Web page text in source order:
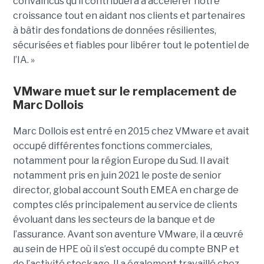
croissance tout en aidant nos clients et partenaires
à bâtir des fondations de données résilientes,
sécurisées et fiables pour libérer tout le potentiel de
l’IA. »
VMware muet sur le remplacement de
Marc Dollois
Marc Dollois est entré en 2015 chez VMware et avait
occupé différentes fonctions commerciales,
notamment pour la région Europe du Sud. Il avait
notamment pris en juin 2021 le poste de senior
director, global account South EMEA en charge de
comptes clés principalement au service de clients
évoluant dans les secteurs de la banque et de
l’assurance. Avant son aventure VMware, il a œuvré
au sein de HPE où il s’est occupé du compte BNP et